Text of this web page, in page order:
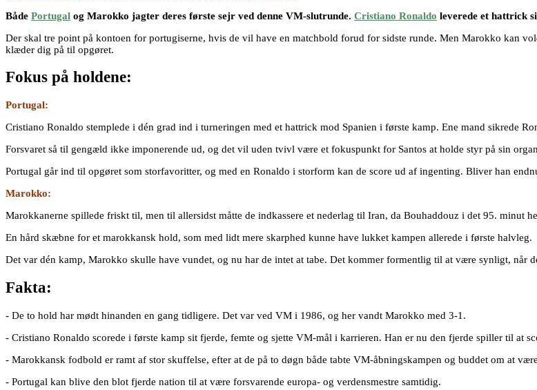
Både Portugal og Marokko jagter deres første sejr ved denne VM-slutrunde. Cristiano Ronaldo leverede et hattrick
Der skal tre point på kontoen for portugiserne, hvis de vil have en matchbold forud for sidste runde. Men Marokko kan
klæder dig på til opgøret.
Fokus på holdene:
Portugal:
Cristiano Ronaldo stemplede i dén grad ind i turneringen med et hattrick mod Spanien i første kamp. Ene mand sikrede
Forsvaret så til gengæld ikke imponerende ud, og det vil uden tvivl være et fokuspunkt for Santos at holde styr på sin
Portugal går ind til opgøret som storfavoritter, og med en Ronaldo i storform kan de score ud af ingenting. Bliver han
Marokko:
Marokkanerne spillede friskt til, men til allersidst måtte de indkassere et nederlag til Iran, da Bouhaddouz i det 95. minut
En hård skæbne for et marokkansk hold, som med lidt mere skarphed kunne have lukket kampen allerede i første halvleg.
Det var dén kamp, Marokko skulle have vundet, og nu har de intet at tabe. Det kommer formentlig til at være synligt, når
Fakta:
- De to hold har mødt hinanden en gang tidligere. Det var ved VM i 1986, og her vandt Marokko med 3-1.
- Cristiano Ronaldo scorede i første kamp sit fjerde, femte og sjette VM-mål i karrieren. Han er nu den fjerde spiller til at
- Marokkansk fodbold er ramt af stor skuffelse, efter at de på to døgn både tabte VM-åbningskampen og buddet om at
- Portugal kan blive den blot fjerde nation til at være forsvarende europa- og verdensmestre samtidig.